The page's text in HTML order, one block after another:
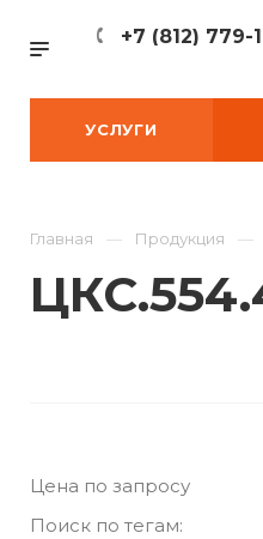
+7 (812) 779-
УСЛУГИ
Главная Продукция
Цена по запросу
Поиск по тегам: